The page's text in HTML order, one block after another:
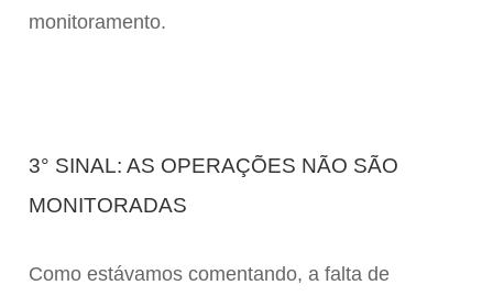
monitoramento.
3° SINAL: AS OPERAÇÕES NÃO SÃO
MONITORADAS
Como estávamos comentando, a falta de